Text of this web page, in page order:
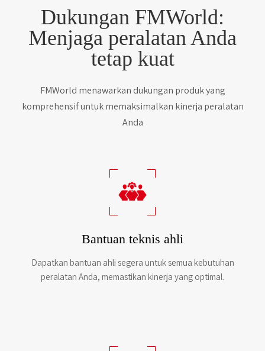
Dukungan FMWorld:
Menjaga peralatan Anda
tetap kuat
FMWorld menawarkan dukungan produk yang
komprehensif untuk memaksimalkan kinerja peralatan
Anda
Bantuan teknis ahli
Dapatkan bantuan ahli segera untuk semua kebutuhan
peralatan Anda, memastikan kinerja yang optimal.